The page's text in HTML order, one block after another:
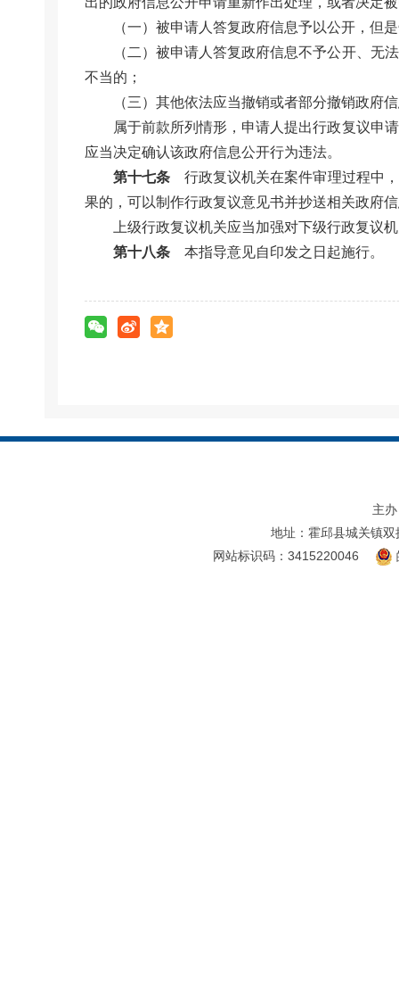
（一）被申请人答复政府信息予以公开，但
（二）被申请人答复政府信息不予公开、无
不当的；
（三）其他依法应当撤销或者部分撤销政府
属于前款所列情形，申请人提出行政复议申
应当决定确认该政府信息公开行为违法。
第十七条 行政复议机关在案件审理过程中
果的，可以制作行政复议意见书并抄送相关政府
上级行政复议机关应当加强对下级行政复议
第十八条 本指导意见自印发之日起施行。
主
地址：霍邱县城关镇双
网站标识码：3415220046